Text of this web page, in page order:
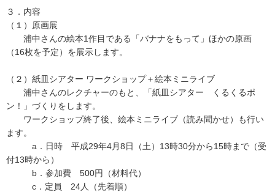
３．内容
（１）原画展
浦中さんの絵本1作目である「バナナをもって」ほかの原画
（16枚を予定）を展示します。
（２）紙皿シアター ワークショップ＋絵本ミニライブ
浦中さんのレクチャーのもと、「紙皿シアター くるくるポ
ン！」づくりをします。
ワークショップ終了後、絵本ミニライブ（読み聞かせ）も行い
ます。
a．日時 平成29年4月8日（土）13時30分から15時まで（受
付13時から）
b．参加費 500円（材料代）
c．定員 24人（先着順）